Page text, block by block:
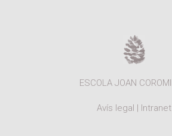
ESCOLA JOAN
Avís legal | Intranet